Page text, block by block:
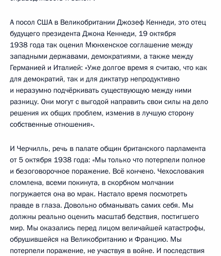
А посол США в Великобритании Джозеф Кеннеди, это отец
будущего президента Джона Кеннеди, 19 октября
1938 года так оценил Мюнхенское соглашение между
западными державами, демократиями, а также между
Германией и Италией: «Уже долгое время я считаю, что как
для демократий, так и для диктатур непродуктивно
и неразумно подчёркивать существующую между ними
разницу. Они могут с выгодой направить свои силы на дело
решения их общих проблем, изменив в лучшую сторону
собственные отношения».
И Черчилль, речь в палате общин британского парламента
от 5 октября 1938 года: «Мы только что потерпели полное
и безоговорочное поражение. Всё кончено. Чехословакия
сломлена, всеми покинута, в скорбном молчании
погружается она во мрак. Настало время посмотреть
правде в глаза. Довольно обманывать самих себя. Мы
должны реально оценить масштаб бедствия, постигшего
мир. Мы оказались перед лицом величайшей катастрофы,
обрушившейся на Великобританию и Францию. Мы
потерпели поражение, не участвуя в войне. И последствия